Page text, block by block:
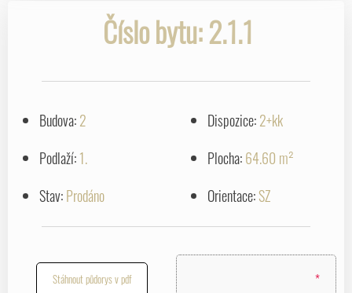
Číslo bytu: 2.1.1
Budova:2 Dispozice:2+kk
Podlaží:1.
Stav:Prodáno
Plocha:64.60 m²
Orientace:SZ
Stáhnout půdorys v pdf *